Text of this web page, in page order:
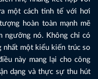
một cách tinh tế với hơi
hoàn toàn mạnh mẽ
ngưỡng nó. Không chỉ có
nhất một kiểu kiến trúc so
này mang lại cho công
dạng và thực sự thu hút